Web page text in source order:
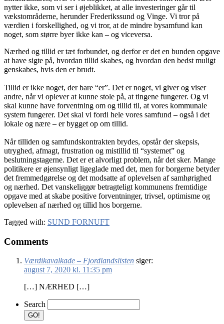
nytter ikke, som vi ser i øjeblikket, at alle investeringer går til
vækstområderne, herunder Frederikssund og Vinge. Vi tror på
værdien i forskellighed, og vi tror, at de mindre bysamfund kan
noget, som større byer ikke kan – og viceversa.
Nærhed og tillid er tæt forbundet, og derfor er det en bunden opgave
at have sigte på, hvordan tillid skabes, og hvordan den bedst muligt
genskabes, hvis den er brudt.
Tillid er ikke noget, der bare “er”. Det er noget, vi giver og viser
andre, når vi oplever at kunne stole på, at tingene fungerer. Og vi
skal kunne have forventning om og tillid til, at vores kommunale
system fungerer. Det skal vi fordi hele vores samfund – også i det
lokale og nære – er bygget op om tillid.
Når tilliden og samfundskontrakten brydes, opstår der skepsis,
utryghed, afmagt, frustration og mistillid til “systemet” og
beslutningstagerne. Det er et alvorligt problem, når det sker. Mange
politikere er øjensynligt ligeglade med det, men for borgerne betyder
det fremmedgørelse og det modsatte af oplevelsen af samhørighed
og nærhed. Det vanskeliggør betragteligt kommunens fremtidige
opgave med at skabe positive forventninger, trivsel, optimisme og
oplevelsen af nærhed og tillid hos borgerne.
Tagged with: SUND FORNUFT
Comments
Værdikavalkade – Fjordlandslisten siger:
august 7, 2020 kl. 11:35 pm
[…] NÆRHED […]
Search